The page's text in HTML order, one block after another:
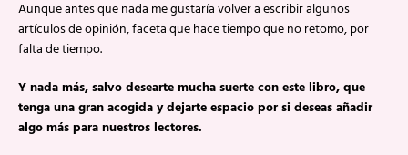
Aunque antes que nada me gustaría volver a escribir algunos
artículos de opinión, faceta que hace tiempo que no retomo, por
falta de tiempo.
Y nada más, salvo desearte mucha suerte con este libro, que
tenga una gran acogida y dejarte espacio por si deseas añadir
algo más para nuestros lectores.